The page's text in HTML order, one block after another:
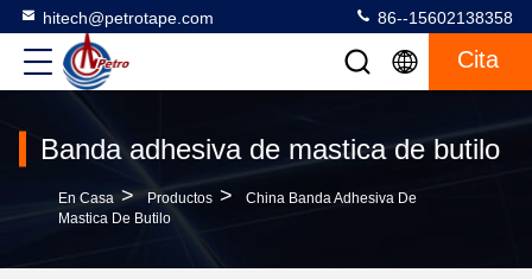
hitech@petrotape.com 86--15602138358
Cita
Banda adhesiva de mastica de butilo
En Casa > Productos >
China Banda Adhesiva De
Mastica De Butilo